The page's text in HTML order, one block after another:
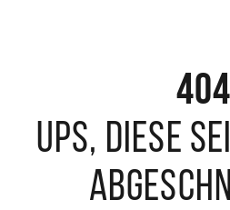
404
Ups, diese